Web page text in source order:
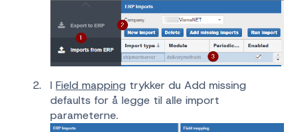
I Field mapping trykker du Add missing
defaults for å legge til alle import
parameterne.